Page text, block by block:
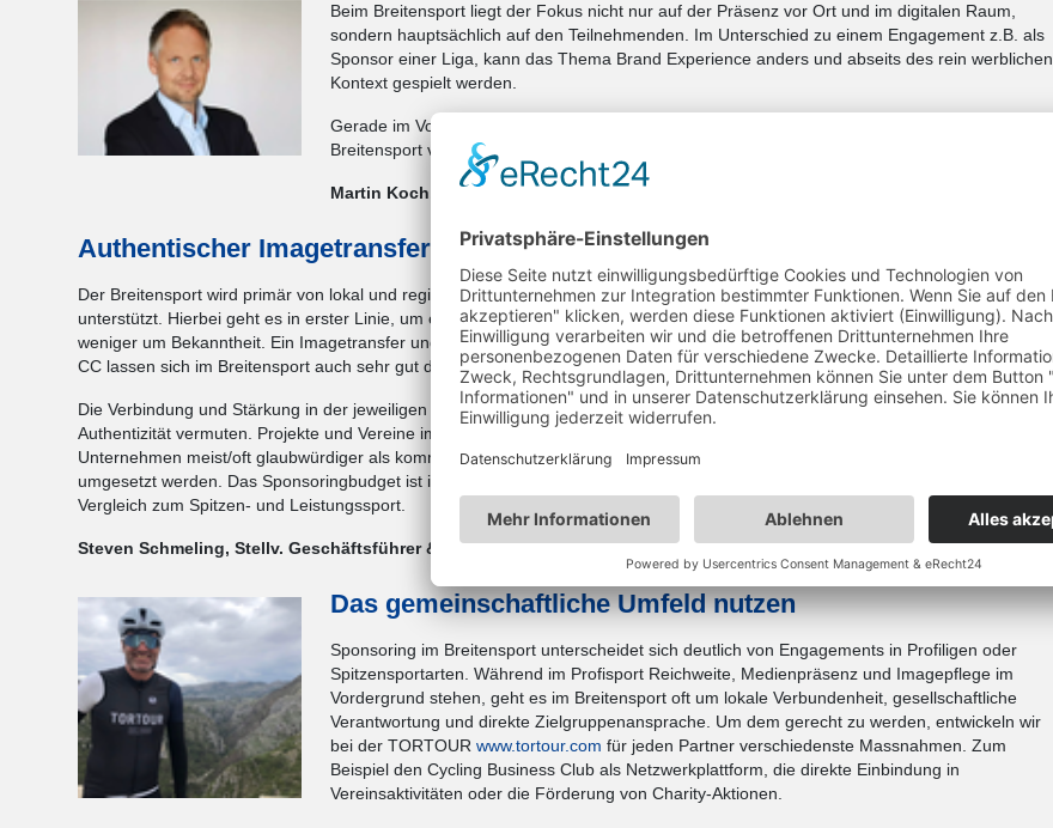
Beim Breitensport liegt der Fokus nicht nur auf der Präsenz vor Ort und im digitalen Raum,
sondern hauptsächlich auf den Teilnehmenden. Im Unterschied zu einem Engagement z.B. als
Sponsor einer Liga, kann das Thema Brand Experience anders und abseits des rein werblichen
Kontext gespielt werden.
Gerade im Volkslauf, wo die Migros stark präsent ist, sind die Läufer*innen die Stars. Bei uns ist
Breitensport vor allem «Sponsoring zum Mitmachen»
Martin Koch, Leiter Sponsoring & Events,
Authentischer Imagetransfer
Der Breitensport wird primär von lokal und regional ansässigen Partnern und Sponsoren
unterstützt. Hierbei geht es in erster Linie, um eine regionale Unterstützung aus "Überzeugung",
weniger um Bekanntheit. Ein Imagetransfer und das soziale Engagement im Bereich CSR und
CC lassen sich im Breitensport auch sehr gut darstellen.
Die Verbindung und Stärkung in der jeweiligen Region des Unternehmens lässt eine erhöhte
Authentizität vermuten. Projekte und Vereine im Breitensport zu unterstützen sind für die
Unternehmen meist/oft glaubwürdiger als kommerziellere Engagement, die überregional
umgesetzt werden. Das Sponsoringbudget ist im Breitensport oft auch nur ein Vielfaches im
Vergleich zum Spitzen- und Leistungssport.
Steven Schmeling, Stellv. Geschäftsführer & Prokurist,TOP Sportmarketing Berlin
Das gemeinschaftliche Umfeld nutzen
Sponsoring im Breitensport unterscheidet sich deutlich von Engagements in Profiligen oder
Spitzensportarten. Während im Profisport Reichweite, Medienpräsenz und Imagepflege im
Vordergrund stehen, geht es im Breitensport oft um lokale Verbundenheit, gesellschaftliche
Verantwortung und direkte Zielgruppenansprache. Um dem gerecht zu werden, entwickeln wir
bei der TORTOURwww.tortour.com für jeden Partner verschiedenste Massnahmen. Zum
Beispiel den Cycling Business Club als Netzwerkplattform, die direkte Einbindung in
Vereinsaktivitäten oder die Förderung von Charity-Aktionen.